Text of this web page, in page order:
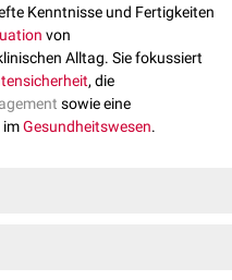
Kenntnisse und Fertigkeiten
von
Alltag. Sie fokussiert
, die
sowie eine
imGesundheitswesen.
gewonnen. Steigende